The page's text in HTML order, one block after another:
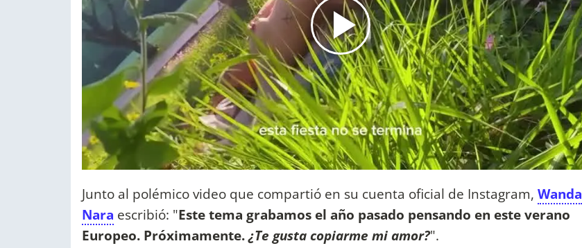
Junto al polémico video que compartió en su cuenta oficial de Instagram, Wanda
Nara escribió: "Este tema grabamos el año pasado pensando en este verano
Europeo. Próximamente.¿Te gusta copiarme mi amor?".